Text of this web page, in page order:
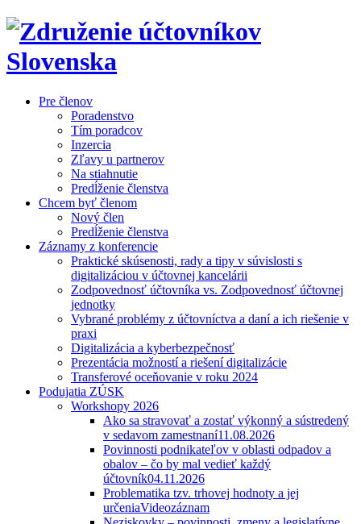
Pre členov
Poradenstvo
Tím poradcov
Inzercia
Zľavy u partnerov
Na stiahnutie
Predĺženie členstva
Chcem byť členom
Nový člen
Predĺženie členstva
Záznamy z konferencie
Praktické skúsenosti, rady a tipy v súvislosti s
digitalizáciou v účtovnej kancelárii
Zodpovednosť účtovníka vs. Zodpovednosť účtovnej
jednotky
Vybrané problémy z účtovníctva a daní a ich riešenie v
praxi
Digitalizácia a kyberbezpečnosť
Prezentácia možností a riešení digitalizácie
Transferové oceňovanie v roku 2024
Podujatia ZÚSK
Workshopy 2026
Ako sa stravovať a zostať výkonný a sústredený
v sedavom zamestnaní11.08.2026
Povinnosti podnikateľov v oblasti odpadov a
obalov – čo by mal vedieť každý
účtovník04.11.2026
Problematika tzv. trhovej hodnoty a jej
určeniaVideozáznam